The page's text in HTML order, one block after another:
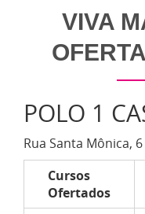
VIVA
POLO 1
Rua Santa Mônica,
Cursos
Ofertados